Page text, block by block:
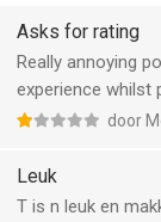
Asks for rating
Really annoying
experience whilst
door
Leuk
T is n leuk en